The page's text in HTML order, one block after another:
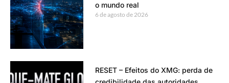
o mundo real
6 de agosto de 2026
RESET – Efeitos do XMG: perda de